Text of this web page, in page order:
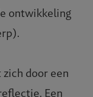
ontwikkeling
door een
Een